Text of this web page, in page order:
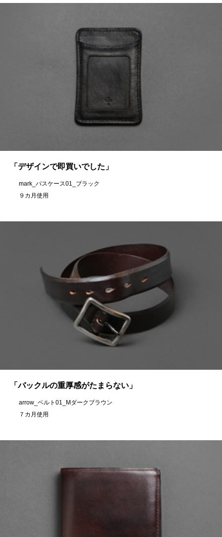
「デザインで即買いでした」
mark_パスケース01_ブラック
９カ月使用
「バックルの重厚感がたまらない」
arrow_ベルト01_Mダークブラウン
７カ月使用